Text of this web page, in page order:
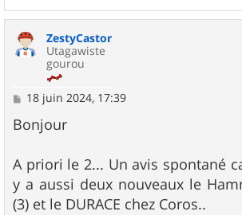
ZestyCastor
Utagawiste
gourou
M
s
s
g
e
18 juin 2024, 17:39
Bonjour
A priori le 2... Un avis spontané
y a aussi deux nouveaux le
(3) et le DURACE chez Coros..